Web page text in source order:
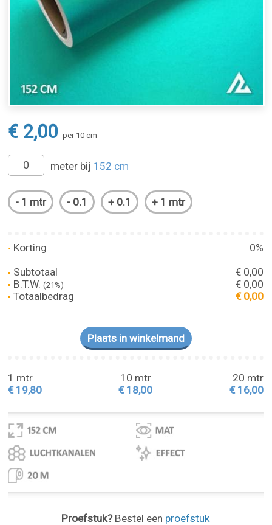
€ 2,00 per 10 cm
meter bij 152 cm
Korting
0%
Subtotaal
€ 0,00
B.T.W.(21%)
€ 0,00
Totaalbedrag
€ 0,00
1 mtr
€ 19,80
10 mtr
€ 18,00
20 mtr
€ 16,00
Proefstuk?Bestel een proefstuk